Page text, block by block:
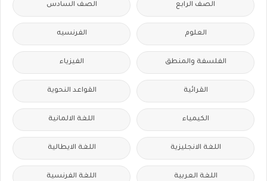
الصف الرابع الصف السادس
العلوم الفرنسيه
الفلسفة والمنطق الفيزياء
القرائية القواعد النحوية
الكيمياء اللغة الالمانية
اللغة الانجليزية اللغة الايطالية
اللغة العربية اللغة الفرنسية